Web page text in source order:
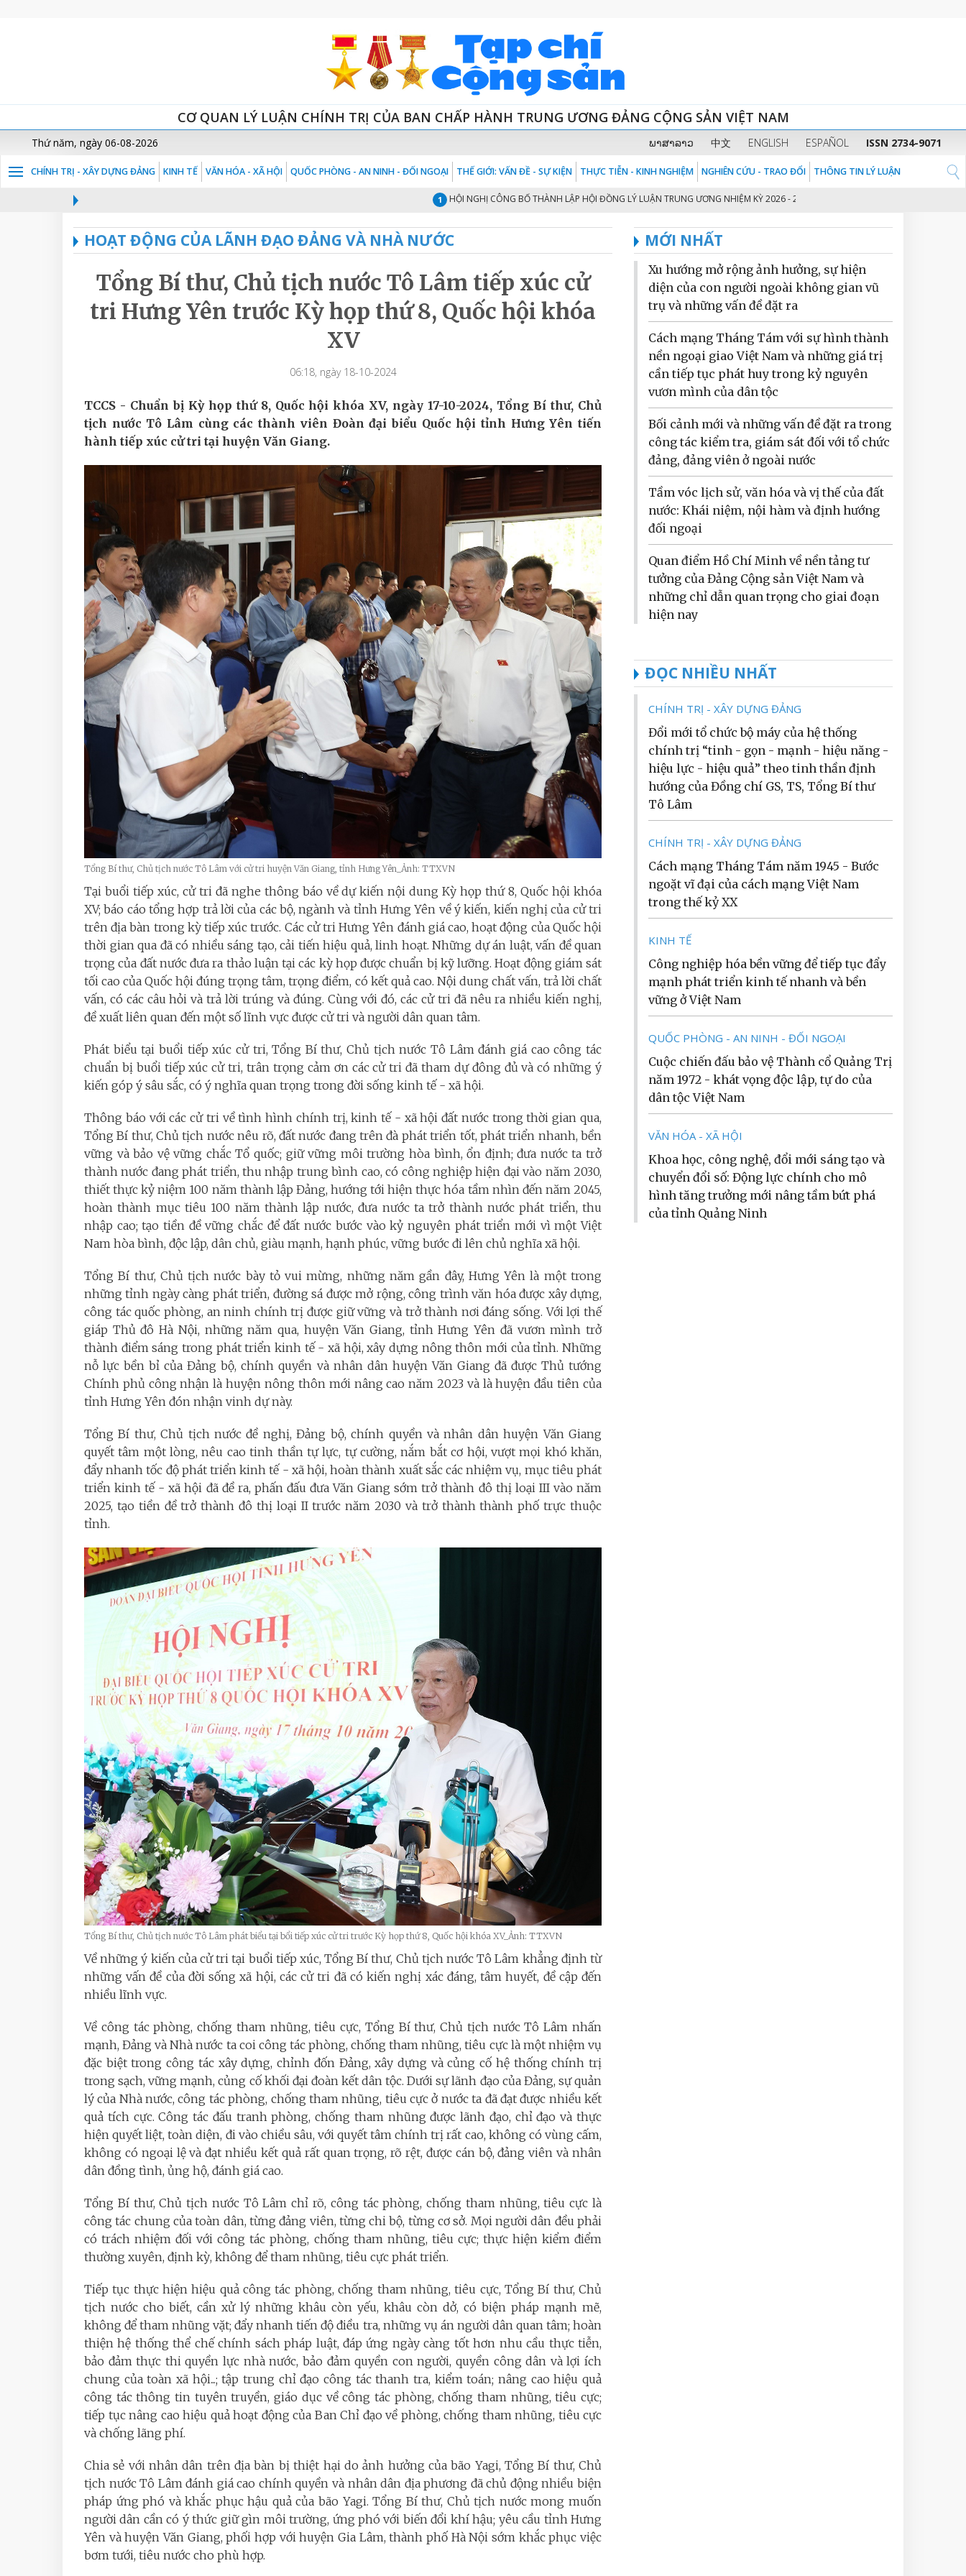
CƠ QUAN LÝ LUẬN CHÍNH TRỊ CỦA BAN CHẤP HÀNH TRUNG ƯƠNG ĐẢNG CỘNG SẢN VIỆT NAM
Thứ năm, ngày 06-08-2026 ພາສາລາວ 中文 ENGLISH ESPAÑOL ISSN 2734-9071
CHÍNH TRỊ - XÂY DỰNG ĐẢNG KINH TẾ VĂN HÓA - XÃ HỘI QUỐC PHÒNG - AN NINH - ĐỐI NGOẠI THẾ GIỚI: VẤN ĐỀ - SỰ KIỆN THỰC TIỄN - KINH NGHIỆM NGHIÊN CỨU - TRAO ĐỔI THÔNG TIN LÝ LUẬN
HỘI NGHỊ CÔNG BỐ THÀNH LẬP HỘI ĐỒNG LÝ LUẬN TRUNG ƯƠNG NHIỆM KỲ 2026 - 2031 2
HOẠT ĐỘNG CỦA LÃNH ĐẠO ĐẢNG VÀ NHÀ NƯỚC
Tổng Bí thư, Chủ tịch nước Tô Lâm tiếp xúc cử
tri Hưng Yên trước Kỳ họp thứ 8, Quốc hội khóa
XV
06:18, ngày 18-10-2024
TCCS - Chuẩn bị Kỳ họp thứ 8, Quốc hội khóa XV, ngày 17-10-2024, Tổng Bí thư, Chủ
tịch nước Tô Lâm cùng các thành viên Đoàn đại biểu Quốc hội tỉnh Hưng Yên tiến
hành tiếp xúc cử tri tại huyện Văn Giang.
Tổng Bí thư, Chủ tịch nước Tô Lâm với cử tri huyện Văn Giang, tỉnh Hưng Yên_Ảnh: TTXVN
Tại buổi tiếp xúc, cử tri đã nghe thông báo về dự kiến nội dung Kỳ họp thứ 8, Quốc hội khóa
XV; báo cáo tổng hợp trả lời của các bộ, ngành và tỉnh Hưng Yên về ý kiến, kiến nghị của cử tri
trên địa bàn trong kỳ tiếp xúc trước. Các cử tri Hưng Yên đánh giá cao, hoạt động của Quốc hội
thời gian qua đã có nhiều sáng tạo, cải tiến hiệu quả, linh hoạt. Những dự án luật, vấn đề quan
trọng của đất nước đưa ra thảo luận tại các kỳ họp được chuẩn bị kỹ lưỡng. Hoạt động giám sát
tối cao của Quốc hội đúng trọng tâm, trọng điểm, có kết quả cao. Nội dung chất vấn, trả lời chất
vấn, có các câu hỏi và trả lời trúng và đúng. Cùng với đó, các cử tri đã nêu ra nhiều kiến nghị,
đề xuất liên quan đến một số lĩnh vực được cử tri và người dân quan tâm.
Phát biểu tại buổi tiếp xúc cử tri, Tổng Bí thư, Chủ tịch nước Tô Lâm đánh giá cao công tác
chuẩn bị buổi tiếp xúc cử tri, trân trọng cảm ơn các cử tri đã tham dự đông đủ và có những ý
kiến góp ý sâu sắc, có ý nghĩa quan trọng trong đời sống kinh tế - xã hội.
Thông báo với các cử tri về tình hình chính trị, kinh tế - xã hội đất nước trong thời gian qua,
Tổng Bí thư, Chủ tịch nước nêu rõ, đất nước đang trên đà phát triển tốt, phát triển nhanh, bền
vững và bảo vệ vững chắc Tổ quốc; giữ vững môi trường hòa bình, ổn định; đưa nước ta trở
thành nước đang phát triển, thu nhập trung bình cao, có công nghiệp hiện đại vào năm 2030,
thiết thực kỷ niệm 100 năm thành lập Đảng, hướng tới hiện thực hóa tầm nhìn đến năm 2045,
hoàn thành mục tiêu 100 năm thành lập nước, đưa nước ta trở thành nước phát triển, thu
nhập cao; tạo tiền đề vững chắc để đất nước bước vào kỷ nguyên phát triển mới vì một Việt
Nam hòa bình, độc lập, dân chủ, giàu mạnh, hạnh phúc, vững bước đi lên chủ nghĩa xã hội.
Tổng Bí thư, Chủ tịch nước bày tỏ vui mừng, những năm gần đây, Hưng Yên là một trong
những tỉnh ngày càng phát triển, đường sá được mở rộng, công trình văn hóa được xây dựng,
công tác quốc phòng, an ninh chính trị được giữ vững và trở thành nơi đáng sống. Với lợi thế
giáp Thủ đô Hà Nội, những năm qua, huyện Văn Giang, tỉnh Hưng Yên đã vươn mình trở
thành điểm sáng trong phát triển kinh tế - xã hội, xây dựng nông thôn mới của tỉnh. Những
nỗ lực bền bỉ của Đảng bộ, chính quyền và nhân dân huyện Văn Giang đã được Thủ tướng
Chính phủ công nhận là huyện nông thôn mới nâng cao năm 2023 và là huyện đầu tiên của
tỉnh Hưng Yên đón nhận vinh dự này.
Tổng Bí thư, Chủ tịch nước đề nghị, Đảng bộ, chính quyền và nhân dân huyện Văn Giang
quyết tâm một lòng, nêu cao tinh thần tự lực, tự cường, nắm bắt cơ hội, vượt mọi khó khăn,
đẩy nhanh tốc độ phát triển kinh tế - xã hội, hoàn thành xuất sắc các nhiệm vụ, mục tiêu phát
triển kinh tế - xã hội đã đề ra, phấn đấu đưa Văn Giang sớm trở thành đô thị loại III vào năm
2025, tạo tiền đề trở thành đô thị loại II trước năm 2030 và trở thành thành phố trực thuộc
tỉnh.
Tổng Bí thư, Chủ tịch nước Tô Lâm phát biểu tại bổi tiếp xúc cử tri trước Kỳ họp thứ 8, Quốc hội khóa XV_Ảnh: TTXVN
Về những ý kiến của cử tri tại buổi tiếp xúc, Tổng Bí thư, Chủ tịch nước Tô Lâm khẳng định từ
những vấn đề của đời sống xã hội, các cử tri đã có kiến nghị xác đáng, tâm huyết, đề cập đến
nhiều lĩnh vực.
Về công tác phòng, chống tham nhũng, tiêu cực, Tổng Bí thư, Chủ tịch nước Tô Lâm nhấn
mạnh, Đảng và Nhà nước ta coi công tác phòng, chống tham nhũng, tiêu cực là một nhiệm vụ
đặc biệt trong công tác xây dựng, chỉnh đốn Đảng, xây dựng và củng cố hệ thống chính trị
trong sạch, vững mạnh, củng cố khối đại đoàn kết dân tộc. Dưới sự lãnh đạo của Đảng, sự quản
lý của Nhà nước, công tác phòng, chống tham nhũng, tiêu cực ở nước ta đã đạt được nhiều kết
quả tích cực. Công tác đấu tranh phòng, chống tham nhũng được lãnh đạo, chỉ đạo và thực
hiện quyết liệt, toàn diện, đi vào chiều sâu, với quyết tâm chính trị rất cao, không có vùng cấm,
không có ngoại lệ và đạt nhiều kết quả rất quan trọng, rõ rệt, được cán bộ, đảng viên và nhân
dân đồng tình, ủng hộ, đánh giá cao.
Tổng Bí thư, Chủ tịch nước Tô Lâm chỉ rõ, công tác phòng, chống tham nhũng, tiêu cực là
công tác chung của toàn dân, từng đảng viên, từng chi bộ, từng cơ sở. Mọi người dân đều phải
có trách nhiệm đối với công tác phòng, chống tham nhũng, tiêu cực; thực hiện kiểm điểm
thường xuyên, định kỳ, không để tham nhũng, tiêu cực phát triển.
Tiếp tục thực hiện hiệu quả công tác phòng, chống tham nhũng, tiêu cực, Tổng Bí thư, Chủ
tịch nước cho biết, cần xử lý những khâu còn yếu, khâu còn dở, có biện pháp mạnh mẽ,
không để tham nhũng vặt; đẩy nhanh tiến độ điều tra, những vụ án người dân quan tâm; hoàn
thiện hệ thống thể chế chính sách pháp luật, đáp ứng ngày càng tốt hơn nhu cầu thực tiễn,
bảo đảm thực thi quyền lực nhà nước, bảo đảm quyền con người, quyền công dân và lợi ích
chung của toàn xã hội...; tập trung chỉ đạo công tác thanh tra, kiểm toán; nâng cao hiệu quả
công tác thông tin tuyên truyền, giáo dục về công tác phòng, chống tham nhũng, tiêu cực;
tiếp tục nâng cao hiệu quả hoạt động của Ban Chỉ đạo về phòng, chống tham nhũng, tiêu cực
và chống lãng phí.
Chia sẻ với nhân dân trên địa bàn bị thiệt hại do ảnh hưởng của bão Yagi, Tổng Bí thư, Chủ
tịch nước Tô Lâm đánh giá cao chính quyền và nhân dân địa phương đã chủ động nhiều biện
pháp ứng phó và khắc phục hậu quả của bão Yagi. Tổng Bí thư, Chủ tịch nước mong muốn
người dân cần có ý thức giữ gìn môi trường, ứng phó với biến đổi khí hậu; yêu cầu tỉnh Hưng
Yên và huyện Văn Giang, phối hợp với huyện Gia Lâm, thành phố Hà Nội sớm khắc phục việc
bơm tưới, tiêu nước cho phù hợp.
MỚI NHẤT
Xu hướng mở rộng ảnh hưởng, sự hiện
diện của con người ngoài không gian vũ
trụ và những vấn đề đặt ra
Cách mạng Tháng Tám với sự hình thành
nền ngoại giao Việt Nam và những giá trị
cần tiếp tục phát huy trong kỷ nguyên
vươn mình của dân tộc
Bối cảnh mới và những vấn đề đặt ra trong
công tác kiểm tra, giám sát đối với tổ chức
đảng, đảng viên ở ngoài nước
Tầm vóc lịch sử, văn hóa và vị thế của đất
nước: Khái niệm, nội hàm và định hướng
đối ngoại
Quan điểm Hồ Chí Minh về nền tảng tư
tưởng của Đảng Cộng sản Việt Nam và
những chỉ dẫn quan trọng cho giai đoạn
hiện nay
ĐỌC NHIỀU NHẤT
CHÍNH TRỊ - XÂY DỰNG ĐẢNG
Đổi mới tổ chức bộ máy của hệ thống
chính trị “tinh - gọn - mạnh - hiệu năng -
hiệu lực - hiệu quả” theo tinh thần định
hướng của Đồng chí GS, TS, Tổng Bí thư
Tô Lâm
CHÍNH TRỊ - XÂY DỰNG ĐẢNG
Cách mạng Tháng Tám năm 1945 - Bước
ngoặt vĩ đại của cách mạng Việt Nam
trong thế kỷ XX
KINH TẾ
Công nghiệp hóa bền vững để tiếp tục đẩy
mạnh phát triển kinh tế nhanh và bền
vững ở Việt Nam
QUỐC PHÒNG - AN NINH - ĐỐI NGOẠI
Cuộc chiến đấu bảo vệ Thành cổ Quảng Trị
năm 1972 - khát vọng độc lập, tự do của
dân tộc Việt Nam
VĂN HÓA - XÃ HỘI
Khoa học, công nghệ, đổi mới sáng tạo và
chuyển đổi số: Động lực chính cho mô
hình tăng trưởng mới nâng tầm bứt phá
của tỉnh Quảng Ninh